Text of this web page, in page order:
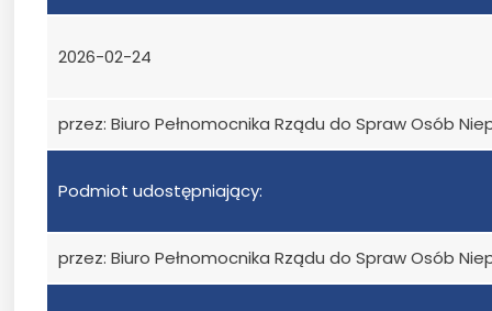
2026-02-24
przez: Biuro Pełnomocnika Rządu do Spraw Osób
Podmiot udostępniający:
przez: Biuro Pełnomocnika Rządu do Spraw Osób